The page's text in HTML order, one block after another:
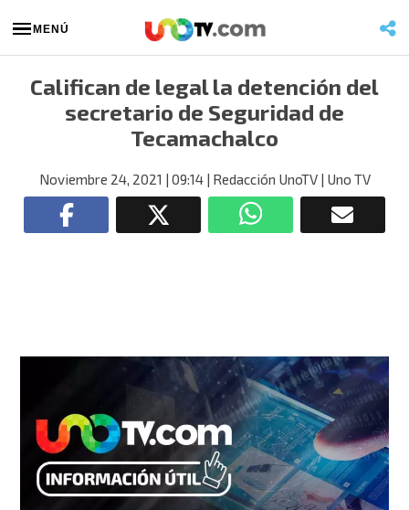
MENÚ
Califican de legal la detención del
secretario de Seguridad de
Tecamachalco
Noviembre 24, 2021 | 09:14| Redacción UnoTV| Uno TV